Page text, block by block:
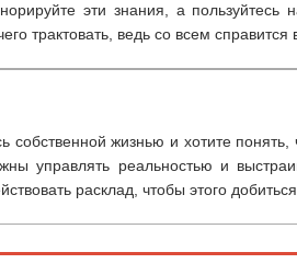
эти знания, а пользуйтесь
трактовать, ведь со всем справится
собственной жизнью и хотите
управлять реальностью и
расклад, чтобы этого